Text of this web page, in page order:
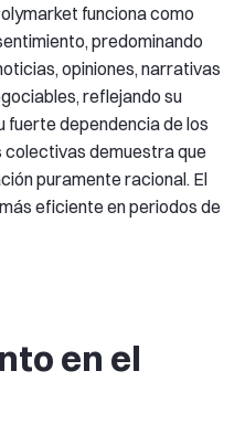
funciona como
predominando
opiniones, narrativas
reflejando su
fuerte dependencia de los
demuestra que
puramente racional. El
eficiente en periodos de
en el